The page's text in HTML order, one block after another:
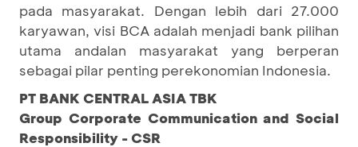
pada masyarakat. Dengan lebih dari 27.000
karyawan, visi BCA adalah menjadi bank pilihan
utama andalan masyarakat yang berperan
sebagai pilar penting perekonomian Indonesia.
PT BANK CENTRAL ASIA TBK
Group Corporate Communication and Social
Responsibility - CSR